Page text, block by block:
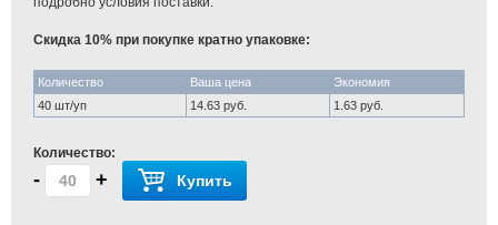
Скидка 10% при покупке кратно упаковке:
Количество Ваша цена
Экономия
40 шт/уп
14.63 руб. 1.63 руб.
Количество:
- + Купить